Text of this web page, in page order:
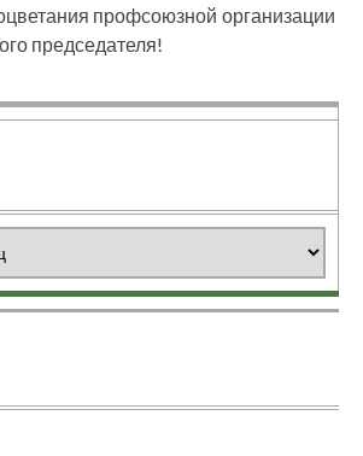
профсоюзной организации
председателя!